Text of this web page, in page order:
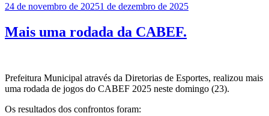
Publicado
24 de novembro de 20251 de dezembro de 2025
Mais uma rodada da CABEF.
Prefeitura Municipal através da Diretorias de Esportes, realizou mais
uma rodada de jogos do CABEF 2025 neste domingo (23).
Os resultados dos confrontos foram: